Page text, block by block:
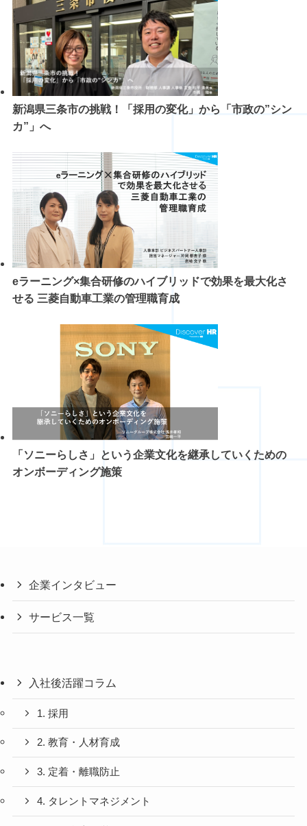
新潟県三条市の挑戦！「採用の変化」から「市政の”シン
カ”」へ
eラーニング×集合研修のハイブリッドで効果を最大化さ
せる 三菱自動車工業の管理職育成
「ソニーらしさ」という企業文化を継承していくための
オンボーディング施策
企業インタビュー
サービス一覧
入社後活躍コラム
1. 採用
2. 教育・人材育成
3. 定着・離職防止
4. タレントマネジメント